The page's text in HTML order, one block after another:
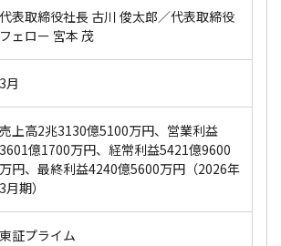
代表取締役社長 古川 俊太郎／代表取締役
フェロー 宮本 茂
3月
売上高2兆3130億5100万円、営業利益
3601億1700万円、経常利益5421億9600
万円、最終利益4240億5600万円（2026年
3月期）
東証プライム